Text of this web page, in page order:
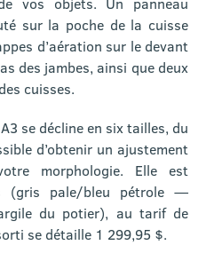
sur la poche de la cuisse
d’aération sur le devant
des jambes, ainsi que deux
cuisses.
se décline en six tailles, du
d’obtenir un ajustement
morphologie. Elle est
(gris pale/bleu pétrole —
du potier), au tarif de
se détaille 1 299,95 $.